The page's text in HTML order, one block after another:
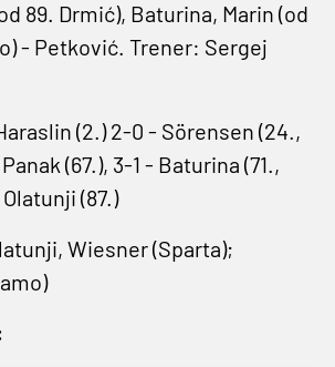
89. Drmić), Baturina, Marin (od
- Petković. Trener: Sergej
(2.) 2-0 - Sörensen (24.,
(67.), 3-1 - Baturina (71.,
(87.)
Wiesner (Sparta);